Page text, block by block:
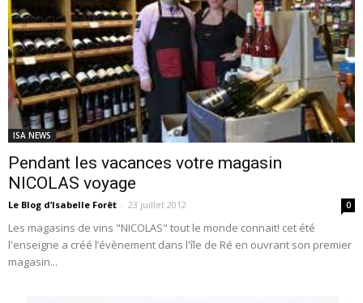
ISA NEWS
Pendant les vacances votre magasin
NICOLAS voyage
Le Blog d’Isabelle Forêt - 23 juillet 2012 0
Les magasins de vins "NICOLAS" tout le monde connait! cet été
l'enseigne a créé l’évènement dans l'île de Ré en ouvrant son premier
magasin...